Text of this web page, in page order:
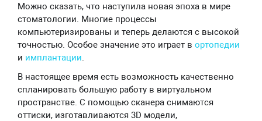
Можно сказать, что наступила новая эпоха в мире
стоматологии. Многие процессы
компьютеризированы и теперь делаются с высокой
точностью. Особое значение это играет в ортопедии
и имплантации.
В настоящее время есть возможность качественно
спланировать большую работу в виртуальном
пространстве. С помощью сканера снимаются
оттиски, изготавливаются 3D модели,